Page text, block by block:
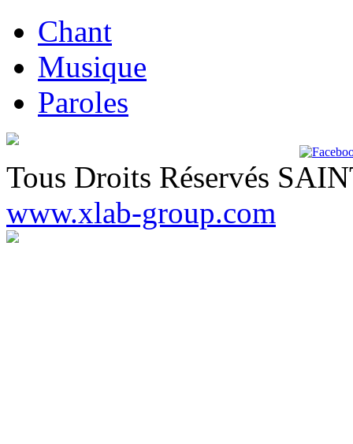
Chant
Musique
Paroles
Tous Droits Réservés
www.xlab-group.com